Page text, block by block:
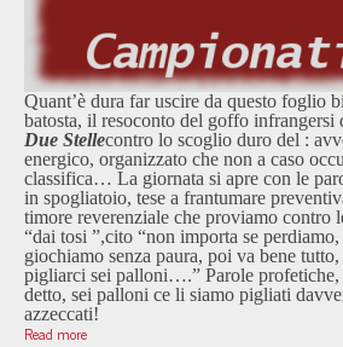
Quant’è dura far uscire da questo foglio
batosta, il resoconto del goffo infrangersi
contro lo scoglio duro del
Due Stelle
:
energico, organizzato che non a caso
classifica… La giornata si apre con le
in spogliatoio, tese a frantumare
timore reverenziale che proviamo contro
“dai tosi ”,cito “non importa se
giochiamo senza paura, poi va bene
pigliarci sei palloni….” Parole profetiche,
detto, sei palloni ce li siamo pigliati
azzeccati!
Read more